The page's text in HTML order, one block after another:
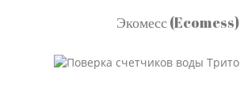
Экомесс (Ecomess)